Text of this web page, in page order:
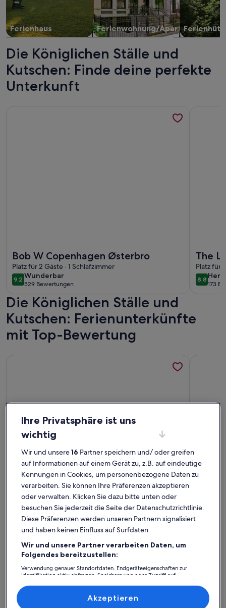
Ferienhaus Ferienwohnung/Apartment
Die Königlichen Ställe und
Kutschen: Finde deine perfekte
Unterkunft
Bob W Copenhagen Østerbro
Platz für 2 Gäste · 1 Schlafzimmer
9,29,2 von 10
Wunderbar
wunderbar
529 Bewertungen
(529
bewertungen)
Weitere Infos zu Bob W Copenhagen Østerbro
The
Platz für
8,88,8 von
173
(173
Die Königlichen Ställe und
Kutschen: Ferienunterkünfte
mit Top-Bewertung
Weitere Infos zu Charming Apartment Near City Center Of
Premium-Gastgeber
Stilvoll wohnen in Kopenhagen
10 von 10
Außergewöhnlich
außergewöhnlich
30 Bewertungen
(30
Vielen Dank an Kirsten und Sören,wir hatten ein paar
Einweisung durch die Gastgeber haben wir uns in der
liebevoll und inspirierend eingerichteten, sehr ruhig
gelegenen Wohnung rundum wohlgefühlt.Gerne
wieder!Detlev und Eike
Detlev B.
Aufenthalt im Juli 2025
Weitere Infos zu Charming Apartment Near City Center Of
Tolle
Ihre Privatsphäre ist uns
wichtig
Wir und unsere16 Partner speichern und/ oder greifen
auf Informationen auf einem Gerät zu, z.B. auf eindeutige
Kennungen in Cookies, um personenbezogene Daten zu
verarbeiten. Sie können Ihre Präferenzen akzeptieren
oder verwalten. Klicken Sie dazu bitte unten oder
besuchen Sie jederzeit die Seite der Datenschutzrichtlinie.
Diese Präferenzen werden unseren Partnern signalisiert
und haben keinen Einfluss auf Surfdaten.
Wir und unsere Partner verarbeiten Daten, um
Folgendes bereitzustellen:
Verwendung genauer Standortdaten. Endgeräteeigenschaften zur
Identifikation aktiv abfragen. Speichern von oder Zugriff auf
Inhalte, Messung von Werbeleistung und der Performance von Inhalten,
Zielgruppenforschung sowie Entwicklung und Verbesserung von
Akzeptieren